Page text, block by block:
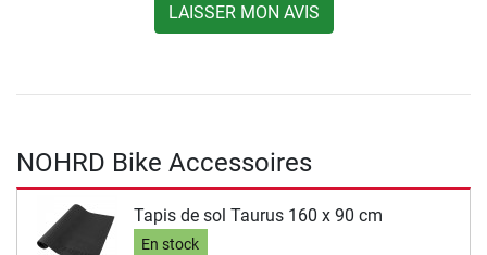
LAISSER MON AVIS
NOHRD Bike Accessoires
Tapis de sol Taurus 160 x 90 cm
En stock